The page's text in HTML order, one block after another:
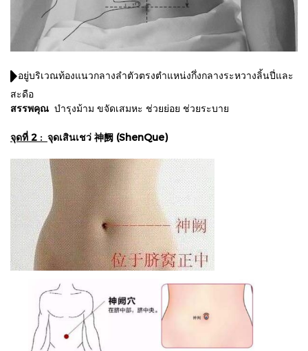
อยู่บริเวณท้องแนวกลางลําตัวตรงตําแหน่งกึ่งกลางระหวางลิ้นปี่และ
สะดือ
สรรพคุณ บํารุงม้าม ขจัดเสมหะ ช่วยย่อย ช่วยระบาย
จุดที่ 2 : จุดเสินเชว่ 神阙 (ShenQue)